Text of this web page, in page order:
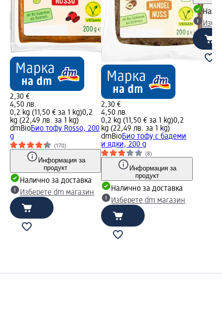
2,30 €
4,50 лв.
0,2 kg (11,50 € за 1 kg)0,2
kg (22,49 лв. за 1 kg)
dmBioБио тофу Rosso, 200
g
(170)
Информация за
продукт
Налично за доставка
Изберете dm магазин
2,30 €
4,50 лв.
0,2 kg (11,50 € за 1 kg)0,2
kg (22,49 лв. за 1 kg)
dmBioБио тофу с бадеми
и ядки, 200 g
(8)
Информация за
продукт
Налично за доставка
Изберете dm магазин